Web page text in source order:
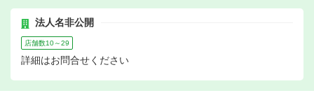
法人名非公開
店舗数10～29
詳細はお問合せください